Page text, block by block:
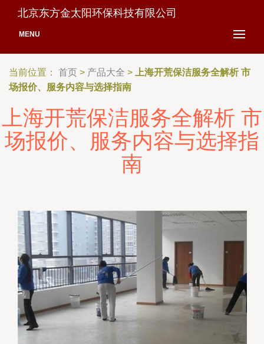
北京东方金太阳环保科技有限公司
MENU
当前位置： 首页 > 产品大全 >
上海开荒保洁服务全解析 市
场报价、服务内容与选择指南
上海开荒保洁服务全解析 市
场报价、服务内容与选择指
南